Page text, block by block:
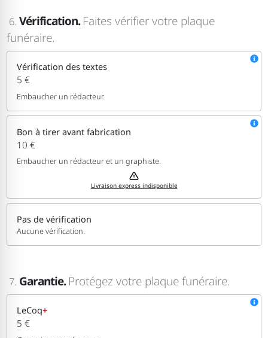
6. Vérification. Faites vérifier votre plaque
funéraire.
Vérification des textes
5 €
Embaucher un rédacteur.
Bon à tirer avant fabrication
10 €
Embaucher un rédacteur et un graphiste.
Livraison express indisponible
Pas de vérification
Aucune vérification.
7. Garantie. Protégez votre plaque funéraire.
LeCoq+
5 €